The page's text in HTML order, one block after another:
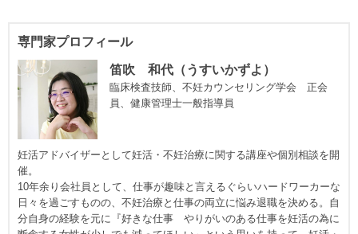
専門家プロフィール
笛吹 和代（うすいかずよ）
臨床検査技師、不妊カウンセリング学会 正会
員、健康管理士一般指導員
妊活アドバイザーとして妊活・不妊治療に関する講座や個別相談を開
催。
10年余り会社員として、仕事が趣味と言えるぐらいハードワーカーな
日々を過ごすものの、不妊治療と仕事の両立に悩み退職を決める。自
分自身の経験を元に『好きな仕事 やりがいのある仕事を妊活の為に